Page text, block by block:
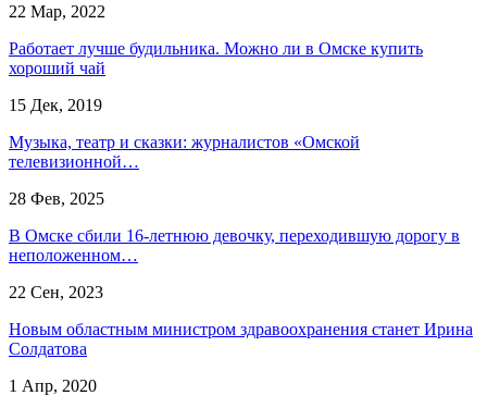
22 Мар, 2022
Работает лучше будильника. Можно ли в Омске купить
хороший чай
15 Дек, 2019
Музыка, театр и сказки: журналистов «Омской
телевизионной…
28 Фев, 2025
В Омске сбили 16-летнюю девочку, переходившую дорогу в
неположенном…
22 Сен, 2023
Новым областным министром здравоохранения станет Ирина
Солдатова
1 Апр, 2020